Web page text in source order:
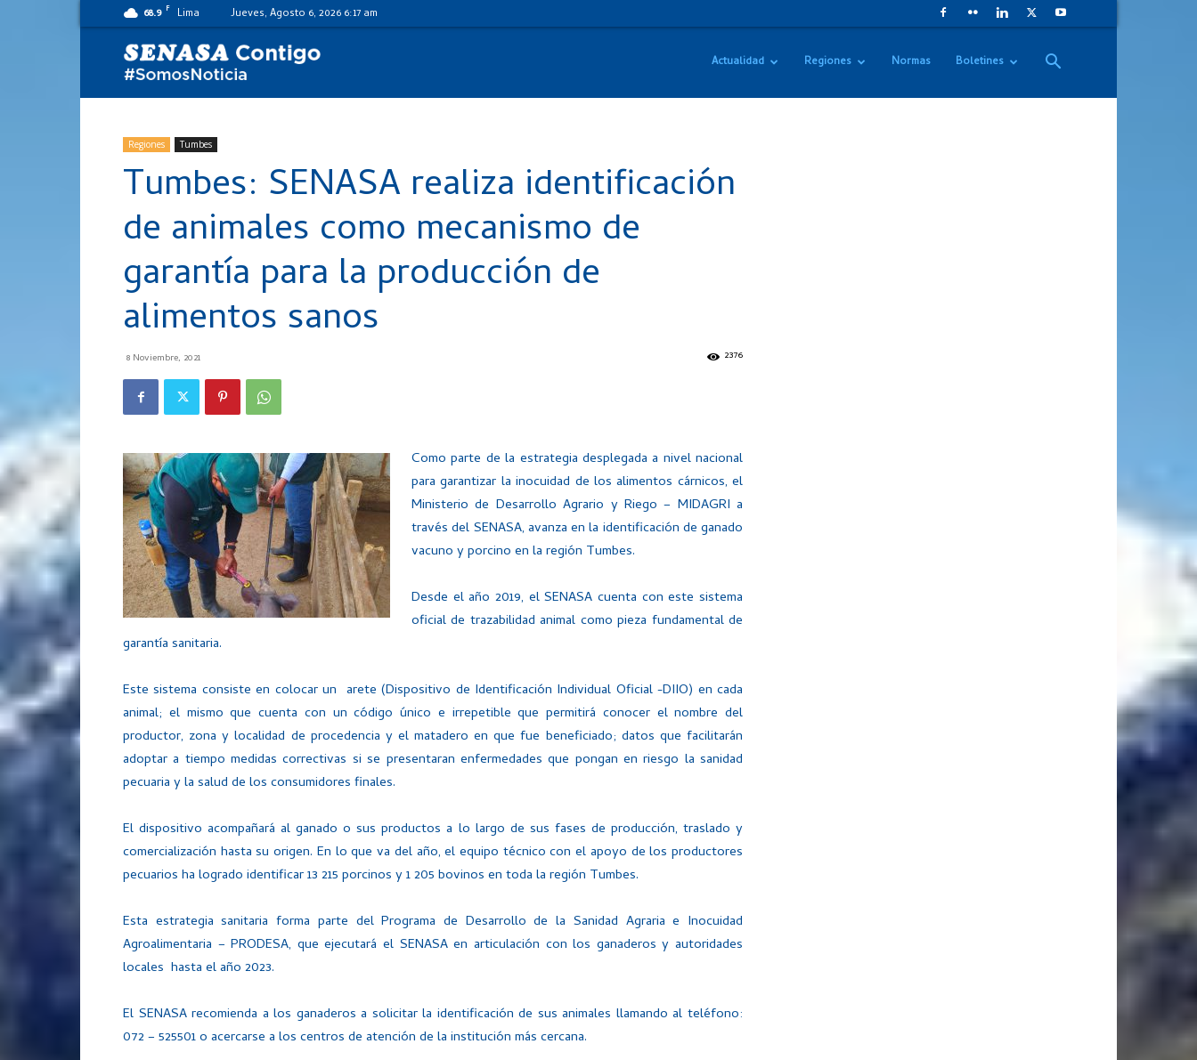
68.9 F Lima Jueves, Agosto 6, 2026 6:17 am
Actualidad Regiones Normas Boletines
Regiones Tumbes
Tumbes: SENASA realiza identificación
de animales como mecanismo de
garantía para la producción de
alimentos sanos
8 Noviembre, 2021 2376
Como parte de la estrategia desplegada a nivel nacional
para garantizar la inocuidad de los alimentos cárnicos, el
Ministerio de Desarrollo Agrario y Riego – MIDAGRI a
través del SENASA, avanza en la identificación de ganado
vacuno y porcino en la región Tumbes.
Desde el año 2019, el SENASA cuenta con este sistema
oficial de trazabilidad animal como pieza fundamental de
garantía sanitaria.
Este sistema consiste en colocar un arete (Dispositivo de Identificación Individual Oficial -DIIO) en cada
animal; el mismo que cuenta con un código único e irrepetible que permitirá conocer el nombre del
productor, zona y localidad de procedencia y el matadero en que fue beneficiado; datos que facilitarán
adoptar a tiempo medidas correctivas si se presentaran enfermedades que pongan en riesgo la sanidad
pecuaria y la salud de los consumidores finales.
El dispositivo acompañará al ganado o sus productos a lo largo de sus fases de producción, traslado y
comercialización hasta su origen. En lo que va del año, el equipo técnico con el apoyo de los productores
pecuarios ha logrado identificar 13 215 porcinos y 1 205 bovinos en toda la región Tumbes.
Esta estrategia sanitaria forma parte del Programa de Desarrollo de la Sanidad Agraria e Inocuidad
Agroalimentaria – PRODESA, que ejecutará el SENASA en articulación con los ganaderos y autoridades
locales hasta el año 2023.
El SENASA recomienda a los ganaderos a solicitar la identificación de sus animales llamando al teléfono:
072 – 525501 o acercarse a los centros de atención de la institución más cercana.